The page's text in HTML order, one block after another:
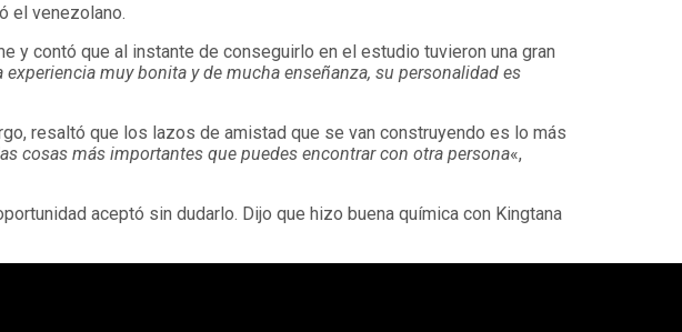
el venezolano.
y contó que al instante de conseguirlo en el estudio tuvieron una gran
muy bonita y de mucha enseñanza, su personalidad es
resaltó que los lazos de amistad que se van construyendo es lo más
cosas más importantes que puedes encontrar con otra persona«,
aceptó sin dudarlo. Dijo que hizo buena química con Kingtana